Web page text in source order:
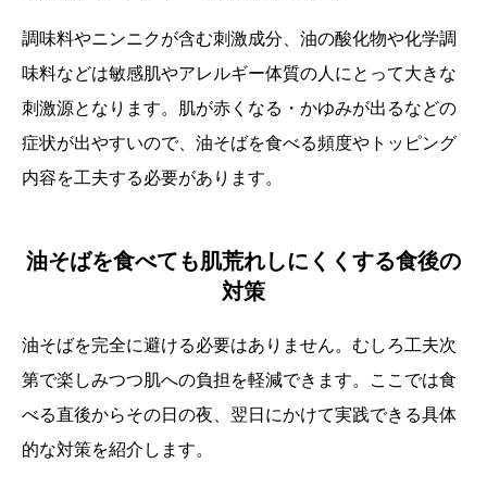
調味料やニンニクが含む刺激成分、油の酸化物や化学調
味料などは敏感肌やアレルギー体質の人にとって大きな
刺激源となります。肌が赤くなる・かゆみが出るなどの
症状が出やすいので、油そばを食べる頻度やトッピング
内容を工夫する必要があります。
油そばを食べても肌荒れしにくくする食後の
対策
油そばを完全に避ける必要はありません。むしろ工夫次
第で楽しみつつ肌への負担を軽減できます。ここでは食
べる直後からその日の夜、翌日にかけて実践できる具体
的な対策を紹介します。